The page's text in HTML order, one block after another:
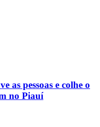
as pessoas e colhe o
no Piauí